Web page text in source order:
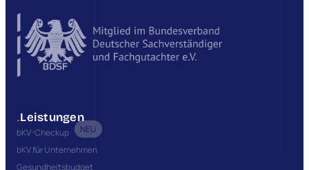
.Leistungen
bKV-Checkup
NEU
bKV für Unternehmen
Gesundheitsbudget